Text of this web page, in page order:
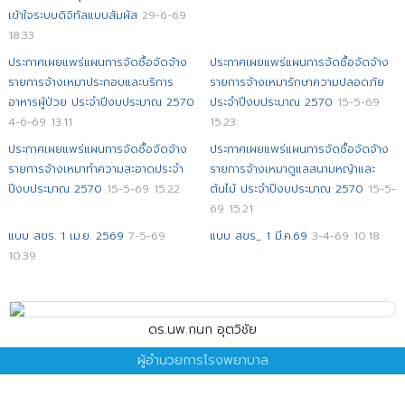
เข้าใจระบบดิจิทัลแบบสัมผัส 29-6-69
18.33
ประกาศเผยแพร่แผนการจัดซื้อจัดจ้าง
รายการจ้างเหมาประกอบและบริการ
อาหารผู้ป่วย ประจำปีงบประมาณ 2570
4-6-69 13.11
ประกาศเผยแพร่แผนการจัดซื้อจัดจ้าง
รายการจ้างเหมารักษาความปลอดภัย
ประจำปีงบประมาณ 2570 15-5-69
15.23
ประกาศเผยแพร่แผนการจัดซื้อจัดจ้าง
รายการจ้างเหมาทำความสะอาดประจำ
ปีงบประมาณ 2570 15-5-69 15.22
ประกาศเผยแพร่แผนการจัดซื้อจัดจ้าง
รายการจ้างเหมาดูแลสนามหญ้าและ
ต้นไม้ ประจำปีงบประมาณ 2570 15-5-
69 15.21
แบบ สขร. 1 เม.ย. 2569 7-5-69
10.39
แบบ สขร_ 1 มี.ค.69 3-4-69 10.18
ดร.นพ.กนก อุตวิชัย
ผู้อำนวยการโรงพยาบาล